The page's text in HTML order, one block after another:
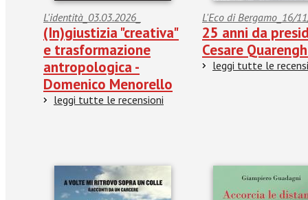
L'identità_03.03.2026_
(In)giustizia "creativa"
e trasformazione
antropologica -
Domenico Menorello
leggi tutte le recensioni
L'Eco di Bergamo_16/
25 anni da
Cesare
leggi tutte le